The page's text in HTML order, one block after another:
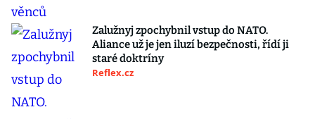
Zalužnyj zpochybnil vstup do NATO.
Aliance už je jen iluzí bezpečnosti, řídí ji
staré doktríny
Reflex.cz